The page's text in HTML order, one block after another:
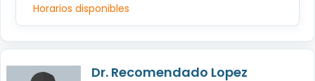
Horarios disponibles
Dr. Recomendado Lopez